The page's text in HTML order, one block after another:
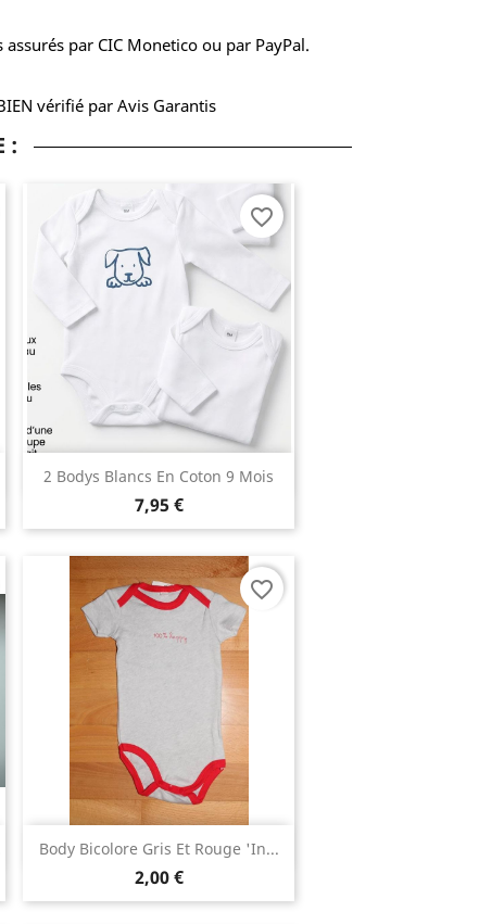
assurés par CIC Monetico ou par PayPal.
vérifié par Avis Garantis
:
2 Bodys Blancs En Coton 9 Mois
7,95 €
Aperçu rapide
favorite_border
Body Bicolore Gris Et Rouge 'In...
2,00 €
Aperçu rapide
favorite_border